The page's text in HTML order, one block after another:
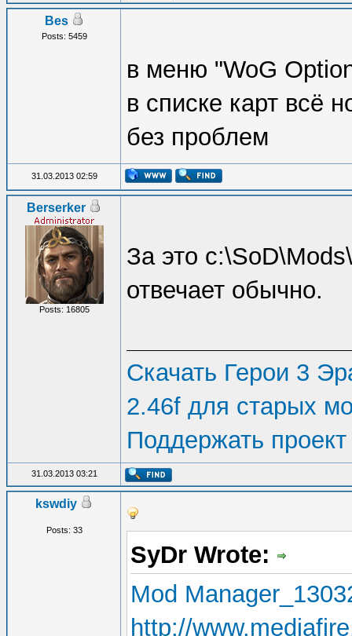
Bes
Posts: 5459
в меню "WoG
в списке карт всё
без проблем
31.03.2013 02:59
Berserker
Posts: 16805
За это
отвечает обычно.
Скачать Герои 3
2.46f для старых
Поддержать проект
31.03.2013 03:21
kswdiy
Posts: 33
SyDr Wrote:
Mod
http://